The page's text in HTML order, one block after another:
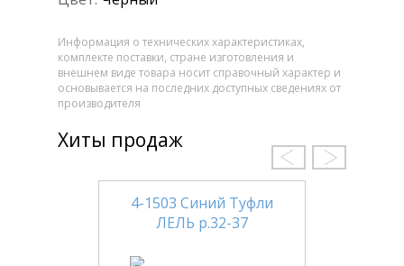
Информация о технических характеристиках,
комплекте поставки, стране изготовления и
внешнем виде товара носит справочный характер и
основывается на последних доступных сведениях от
производителя
Хиты продаж
4-1503 Синий Туфли
ЛЕЛЬ р.32-37